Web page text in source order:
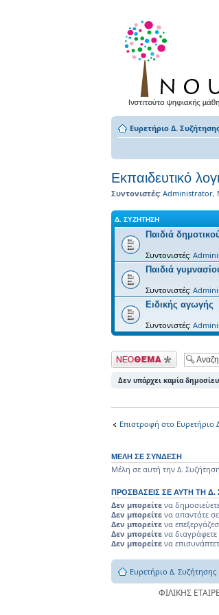
Ευρετήριο Δ. Συζήτησης
Εκπαιδευτικό
Συντονιστές: Administrator,
Δ. ΣΥΖΉΤΗΣΗ
Παιδιά
Συντονιστές:
Παιδιά
Συντονιστές:
Ειδικής αγωγής
Συντονιστές:
Δημιουργία νέου
θέματος
Δεν υπάρχει καμία
Επιστροφή στο Ευρετήριο
ΜΈΛΗ ΣΕ ΣΎΝΔΕΣΗ
Μέλη σε αυτή την Δ.
ΠΡΟΣΒΆΣΕΙΣ ΣΕ ΑΥΤΉ ΤΗ Δ.
Δεν μπορείτε να
Δεν μπορείτε να απαντάτε
Δεν μπορείτε να
Δεν μπορείτε να διαγράφετε
Δεν μπορείτε να
Ευρετήριο Δ. Συζήτησης
ΦΙΛΙΚΗΣ